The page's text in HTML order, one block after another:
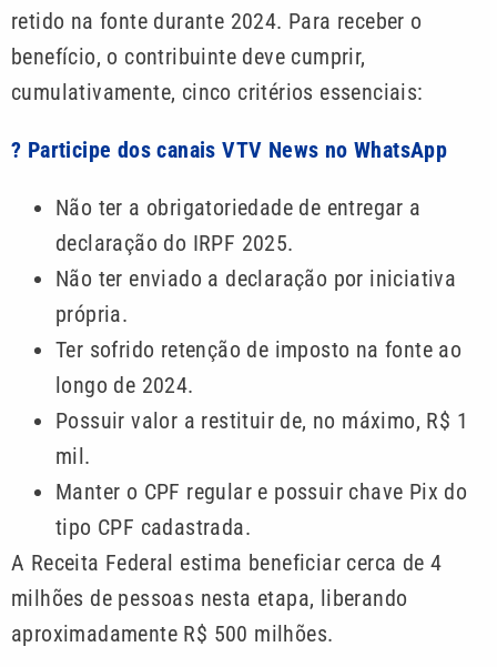
retido na fonte durante 2024. Para receber o
benefício, o contribuinte deve cumprir,
cumulativamente, cinco critérios essenciais:
? Participe dos canais VTV News no WhatsApp
Não ter a obrigatoriedade de entregar a
declaração do IRPF 2025.
Não ter enviado a declaração por iniciativa
própria.
Ter sofrido retenção de imposto na fonte ao
longo de 2024.
Possuir valor a restituir de, no máximo, R$ 1
mil.
Manter o CPF regular e possuir chave Pix do
tipo CPF cadastrada.
A Receita Federal estima beneficiar cerca de 4
milhões de pessoas nesta etapa, liberando
aproximadamente R$ 500 milhões.